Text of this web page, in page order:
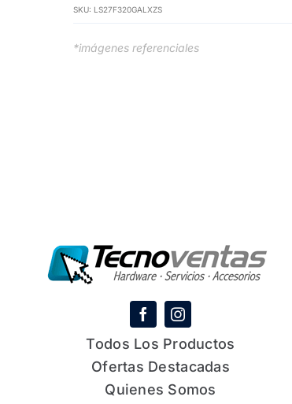
SKU: LS27F320GALXZS
*imágenes referenciales
Todos Los Productos
Ofertas Destacadas
Quienes Somos